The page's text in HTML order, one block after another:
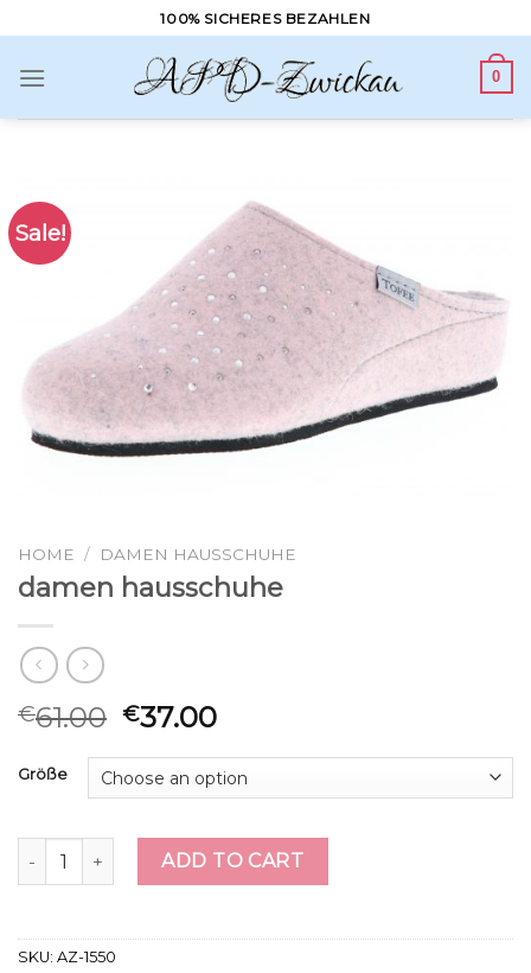
to
content
100% SICHERES BEZAHLEN
0
Sale!
HOME / DAMEN HAUSSCHUHE
damen hausschuhe
€61.00 €37.00
Größe
damen hausschuhe quantity
ADD TO CART
SKU: AZ-1550